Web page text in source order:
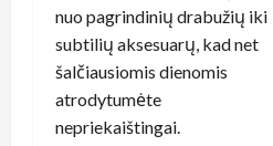
nuo pagrindinių drabužių iki
subtilių aksesuarų, kad net
šalčiausiomis dienomis
atrodytumėte
nepriekaištingai.